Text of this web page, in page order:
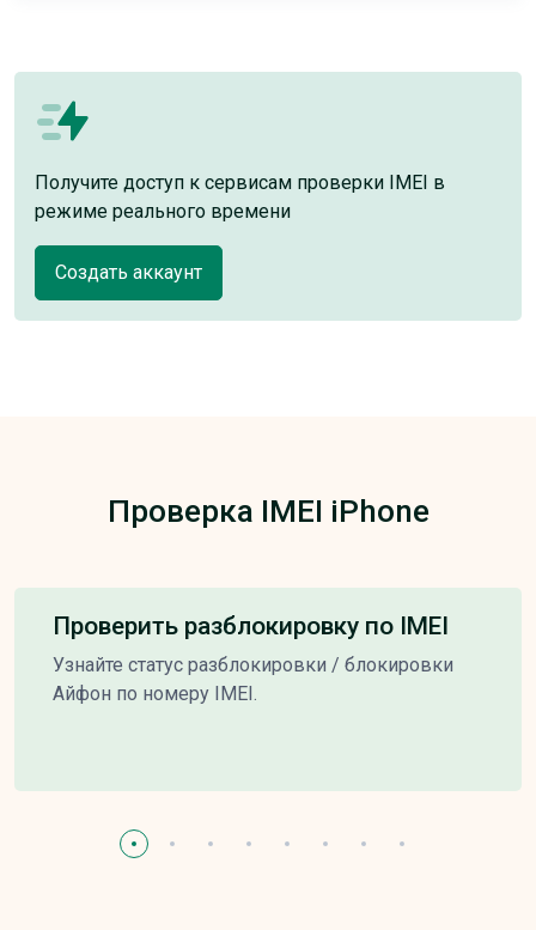
Получите доступ к сервисам проверки IMEI в
режиме реального времени
Создать аккаунт
Проверка IMEI iPhone
Проверить разблокировку по IMEI
Узнайте статус разблокировки / блокировки
Айфон по номеру IMEI.